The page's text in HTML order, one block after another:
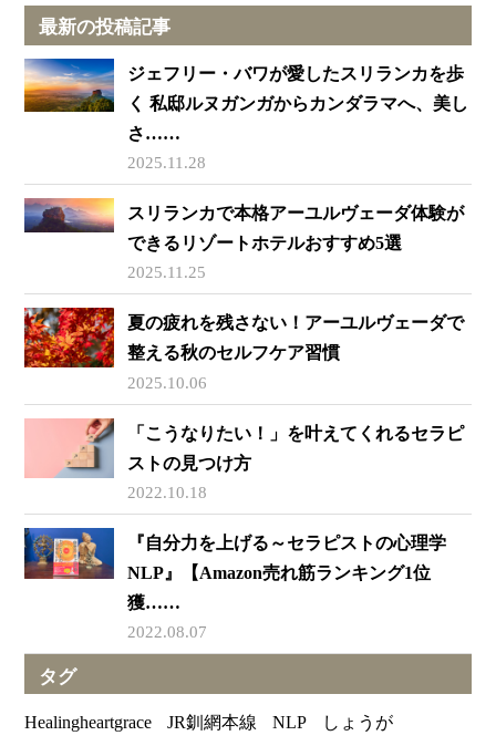
最新の投稿記事
ジェフリー・バワが愛したスリランカを歩
く 私邸ルヌガンガからカンダラマへ、美し
さ……
2025.11.28
スリランカで本格アーユルヴェーダ体験が
できるリゾートホテルおすすめ5選
2025.11.25
夏の疲れを残さない！アーユルヴェーダで
整える秋のセルフケア習慣
2025.10.06
「こうなりたい！」を叶えてくれるセラピ
ストの見つけ方
2022.10.18
『自分力を上げる～セラピストの心理学
NLP』【Amazon売れ筋ランキング1位
獲……
2022.08.07
タグ
Healingheartgrace JR釧網本線 NLP
しょうが